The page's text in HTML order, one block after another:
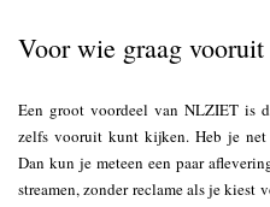
Voor wie graag
Een groot voordeel van NLZIET is
zelfs vooruit kunt kijken. Heb je
Dan kun je meteen een paar
streamen, zonder reclame als je